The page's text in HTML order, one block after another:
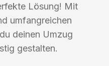
Lösung! Mit
umfangreichen
deinen Umzug
gestalten.